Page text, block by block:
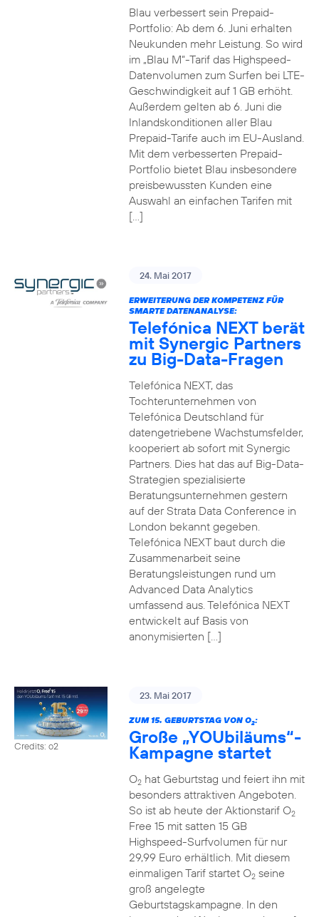
Blau verbessert sein Prepaid-
Portfolio: Ab dem 6. Juni erhalten
Neukunden mehr Leistung. So wird
im „Blau M“-Tarif das Highspeed-
Datenvolumen zum Surfen bei LTE-
Geschwindigkeit auf 1 GB erhöht.
Außerdem gelten ab 6. Juni die
Inlandskonditionen aller Blau
Prepaid-Tarife auch im EU-Ausland.
Mit dem verbesserten Prepaid-
Portfolio bietet Blau insbesondere
preisbewussten Kunden eine
Auswahl an einfachen Tarifen mit
[…]
24. Mai 2017
ERWEITERUNG DER KOMPETENZ FÜR
SMARTE DATENANALYSE:
Telefónica NEXT berät
mit Synergic Partners
zu Big-Data-Fragen
Telefónica NEXT, das
Tochterunternehmen von
Telefónica Deutschland für
datengetriebene Wachstumsfelder,
kooperiert ab sofort mit Synergic
Partners. Dies hat das auf Big-Data-
Strategien spezialisierte
Beratungsunternehmen gestern
auf der Strata Data Conference in
London bekannt gegeben.
Telefónica NEXT baut durch die
Zusammenarbeit seine
Beratungsleistungen rund um
Advanced Data Analytics
umfassend aus. Telefónica NEXT
entwickelt auf Basis von
anonymisierten […]
Credits: o2
23. Mai 2017
ZUM 15. GEBURTSTAG VON O2:
Große „YOUbiläums“-
Kampagne startet
O2hat Geburtstag und feiert ihn mit
besonders attraktiven Angeboten.
So ist ab heute der Aktionstarif O2
Free 15 mit satten 15 GB
Highspeed-Surfvolumen für nur
29,99 Euro erhältlich. Mit diesem
einmaligen Tarif startet O2seine
groß angelegte
Geburtstagskampagne. In den